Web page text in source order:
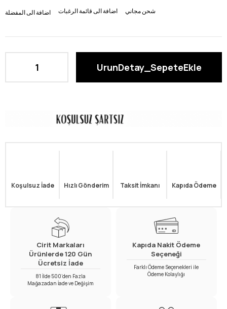
اضافة الى المفضلة اضافة الى قائمة الرغبات شحن مجاني
Koşulsuz İade Hızlı Gönderim Taksit İmkanı Kapıda Ödeme
Cirit Markaları
Ürünlerde 120 Gün
Ücretsiz İade
81 İlde 500’den Fazla
Mağazadan İade ve Değişim
Kapıda Nakit Ödeme
Seçeneği
Farklı Ödeme Seçenekleri ile
Ödeme Kolaylığı